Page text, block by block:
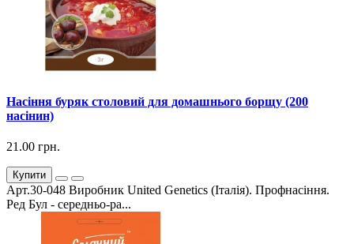
Насіння буряк столовий для домашнього борщу (200
насінин)
21.00 грн.
Купити
Арт.30-048 Виробник United Genetics (Італія). Профнасіння.
Ред Бул - середньо-ра...